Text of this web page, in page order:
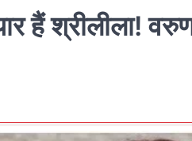
हैं श्रीलीला!